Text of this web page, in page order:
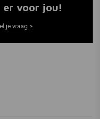
er voor jou!
je vraag >